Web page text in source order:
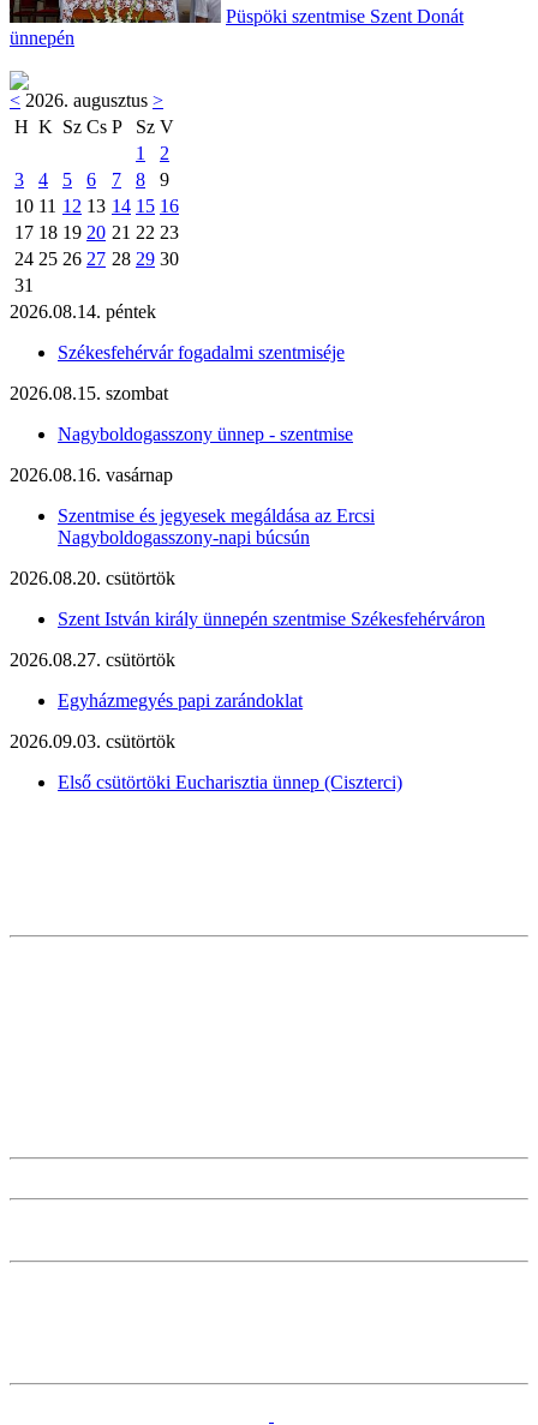
Püspöki szentmise Szent Donát
ünnepén
< 2026. augusztus >
H K Sz Cs P Sz V
1
2
3
4 5 6 7 8
9
10 11 12 13 14 15 16
17 18 19 20 21 22 23
24 25 26 27 28 29 30
31
2026.08.14. péntek
Székesfehérvár fogadalmi szentmiséje
2026.08.15. szombat
Nagyboldogasszony ünnep - szentmise
2026.08.16. vasárnap
Szentmise és jegyesek megáldása az Ercsi
Nagyboldogasszony-napi búcsún
2026.08.20. csütörtök
Szent István király ünnepén szentmise Székesfehérváron
2026.08.27. csütörtök
Egyházmegyés papi zarándoklat
2026.09.03. csütörtök
Első csütörtöki Eucharisztia ünnep (Ciszterci)